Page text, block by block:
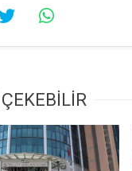
ÇEKEBİLİR